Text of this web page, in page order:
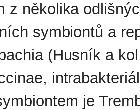
z několika
symbiontů a
(Husník a
je